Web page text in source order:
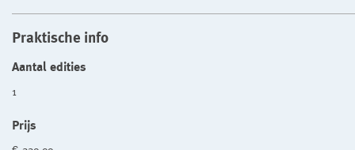
Praktische info
Aantal edities
1
Prijs